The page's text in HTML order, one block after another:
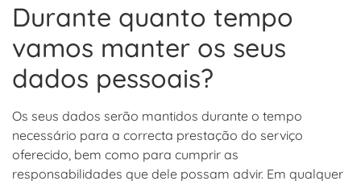
Durante quanto tempo
vamos manter os seus
dados pessoais?
Os seus dados serão mantidos durante o tempo
necessário para a correcta prestação do serviço
oferecido, bem como para cumprir as
responsabilidades que dele possam advir. Em qualquer